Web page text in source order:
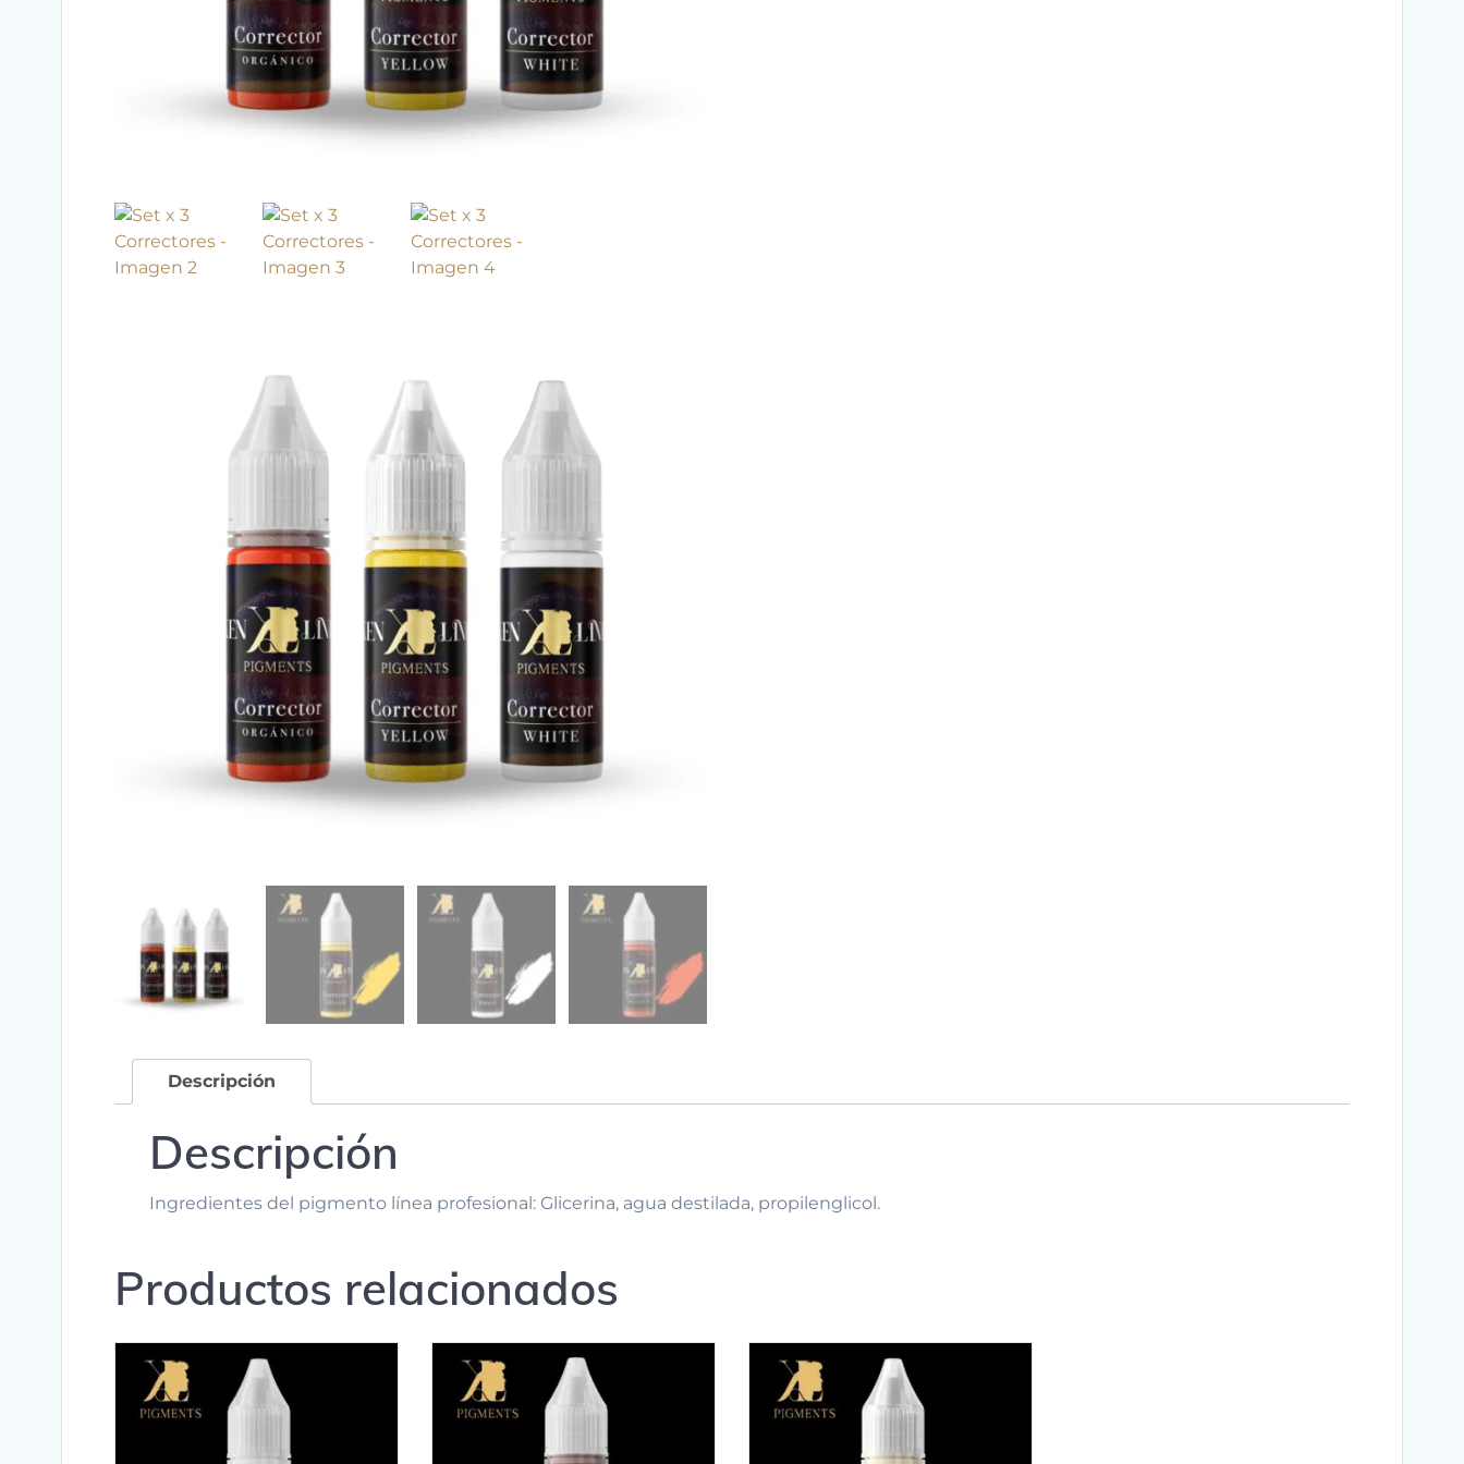
Descripción
Descripción
Ingredientes del pigmento línea profesional: Glicerina, agua destilada, propilenglicol.
Productos relacionados